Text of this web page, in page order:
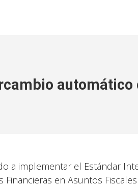
automático
a implementar el Estándar
en Asuntos